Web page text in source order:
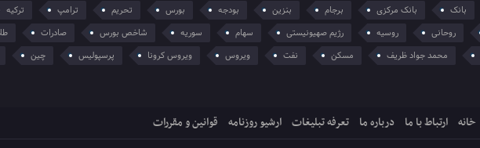
بانک بانک مرکزی برجام بنزین بودجه بورس تحریم ترامپ ترکیه
روحانی روسیه رژیم صهیونیستی سهام سوریه شاخص بورس صادرات
محمد جواد ظریف مسکن نفت ویروس ویروس کرونا پرسپولیس چین
خانه ارتباط با ما درباره ما تعرفه تبلیغات ارشیو روزنامه قوانین و مقررات